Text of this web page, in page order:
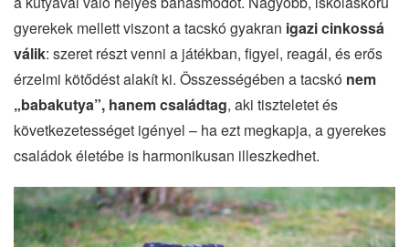
gyerekek mellett viszont a tacskó gyakran igazi cinkossá
válik: szeret részt venni a játékban, figyel, reagál, és erős
érzelmi kötődést alakít ki. Összességében a tacskó nem
„babakutya”, hanem családtag, aki tiszteletet és
következetességet igényel – ha ezt megkapja, a gyerekes
családok életébe is harmonikusan illeszkedhet.